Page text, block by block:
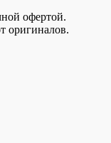
офертой.
оригиналов.